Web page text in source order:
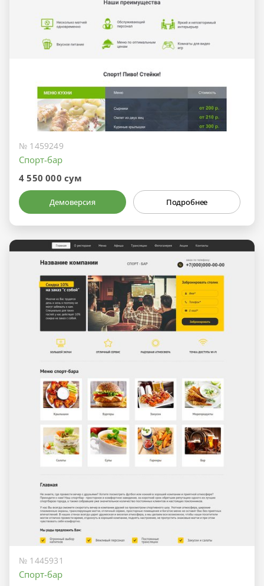
№ 1459249
Спорт-бар
4 550 000 сум
Демоверсия Подробнее
№ 1445931
Спорт-бар